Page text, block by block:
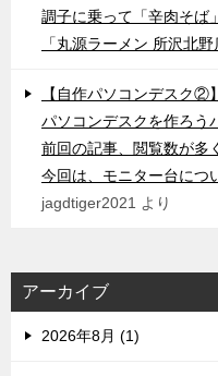
調子に乗って「辛肉そば
「丸源ラーメン 所沢北
【自作パソコンデスク②】
パソコンデスクを作ろう
前回の記事、閲覧数が多
今回は、モニター台につ
jagdtiger2021 より
アーカイブ
2026年8月 (1)